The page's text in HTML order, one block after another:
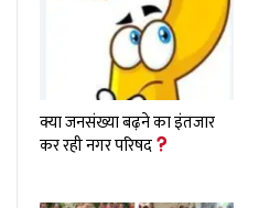
क्या जनसंख्या बढ़ने का इंतजार
कर रही नगर परिषद